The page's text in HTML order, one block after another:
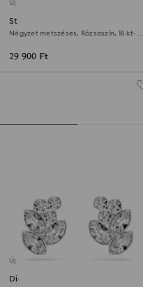
Új
Stilla bedugós fülbevaló
Négyzet metszéses, Rózsaszín, 18 kt-os
29 900 Ft
Új
Diapason bedugós fülbevaló